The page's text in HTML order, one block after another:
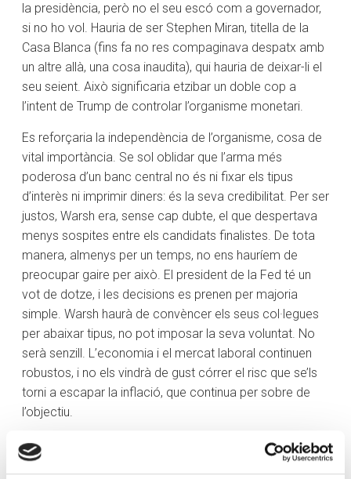
la presidència, però no el seu escó com a governador,
si no ho vol. Hauria de ser Stephen Miran, titella de la
Casa Blanca (fins fa no res compaginava despatx amb
un altre allà, una cosa inaudita), qui hauria de deixar-li el
seu seient. Això significaria etzibar un doble cop a
l’intent de Trump de controlar l’organisme monetari.
Es reforçaria la independència de l’organisme, cosa de
vital importància. Se sol oblidar que l’arma més
poderosa d’un banc central no és ni fixar els tipus
d’interès ni imprimir diners: és la seva credibilitat. Per ser
justos, Warsh era, sense cap dubte, el que despertava
menys sospites entre els candidats finalistes. De tota
manera, almenys per un temps, no ens hauríem de
preocupar gaire per això. El president de la Fed té un
vot de dotze, i les decisions es prenen per majoria
simple. Warsh haurà de convèncer els seus col·legues
per abaixar tipus, no pot imposar la seva voluntat. No
serà senzill. L’economia i el mercat laboral continuen
robustos, i no els vindrà de gust córrer el risc que se’ls
torni a escapar la inflació, que continua per sobre de
l’objectiu.
Però què vol fer Warsh? El precedeix la fama de
«falcó», però les seves opinions semblen dependre de